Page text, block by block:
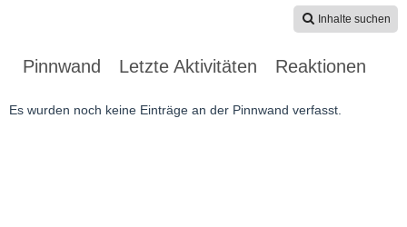
Inhalte suchen
Pinnwand Letzte Aktivitäten Reaktionen
Es wurden noch keine Einträge an der Pinnwand verfasst.